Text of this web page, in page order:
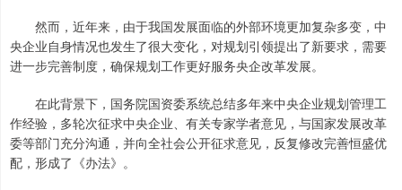
然而，近年来，由于我国发展面临的外部环境更加复杂多变，中
央企业自身情况也发生了很大变化，对规划引领提出了新要求，需要
进一步完善制度，确保规划工作更好服务央企改革发展。
在此背景下，国务院国资委系统总结多年来中央企业规划管理工
作经验，多轮次征求中央企业、有关专家学者意见，与国家发展改革
委等部门充分沟通，并向全社会公开征求意见，反复修改完善恒盛优
配，形成了《办法》。